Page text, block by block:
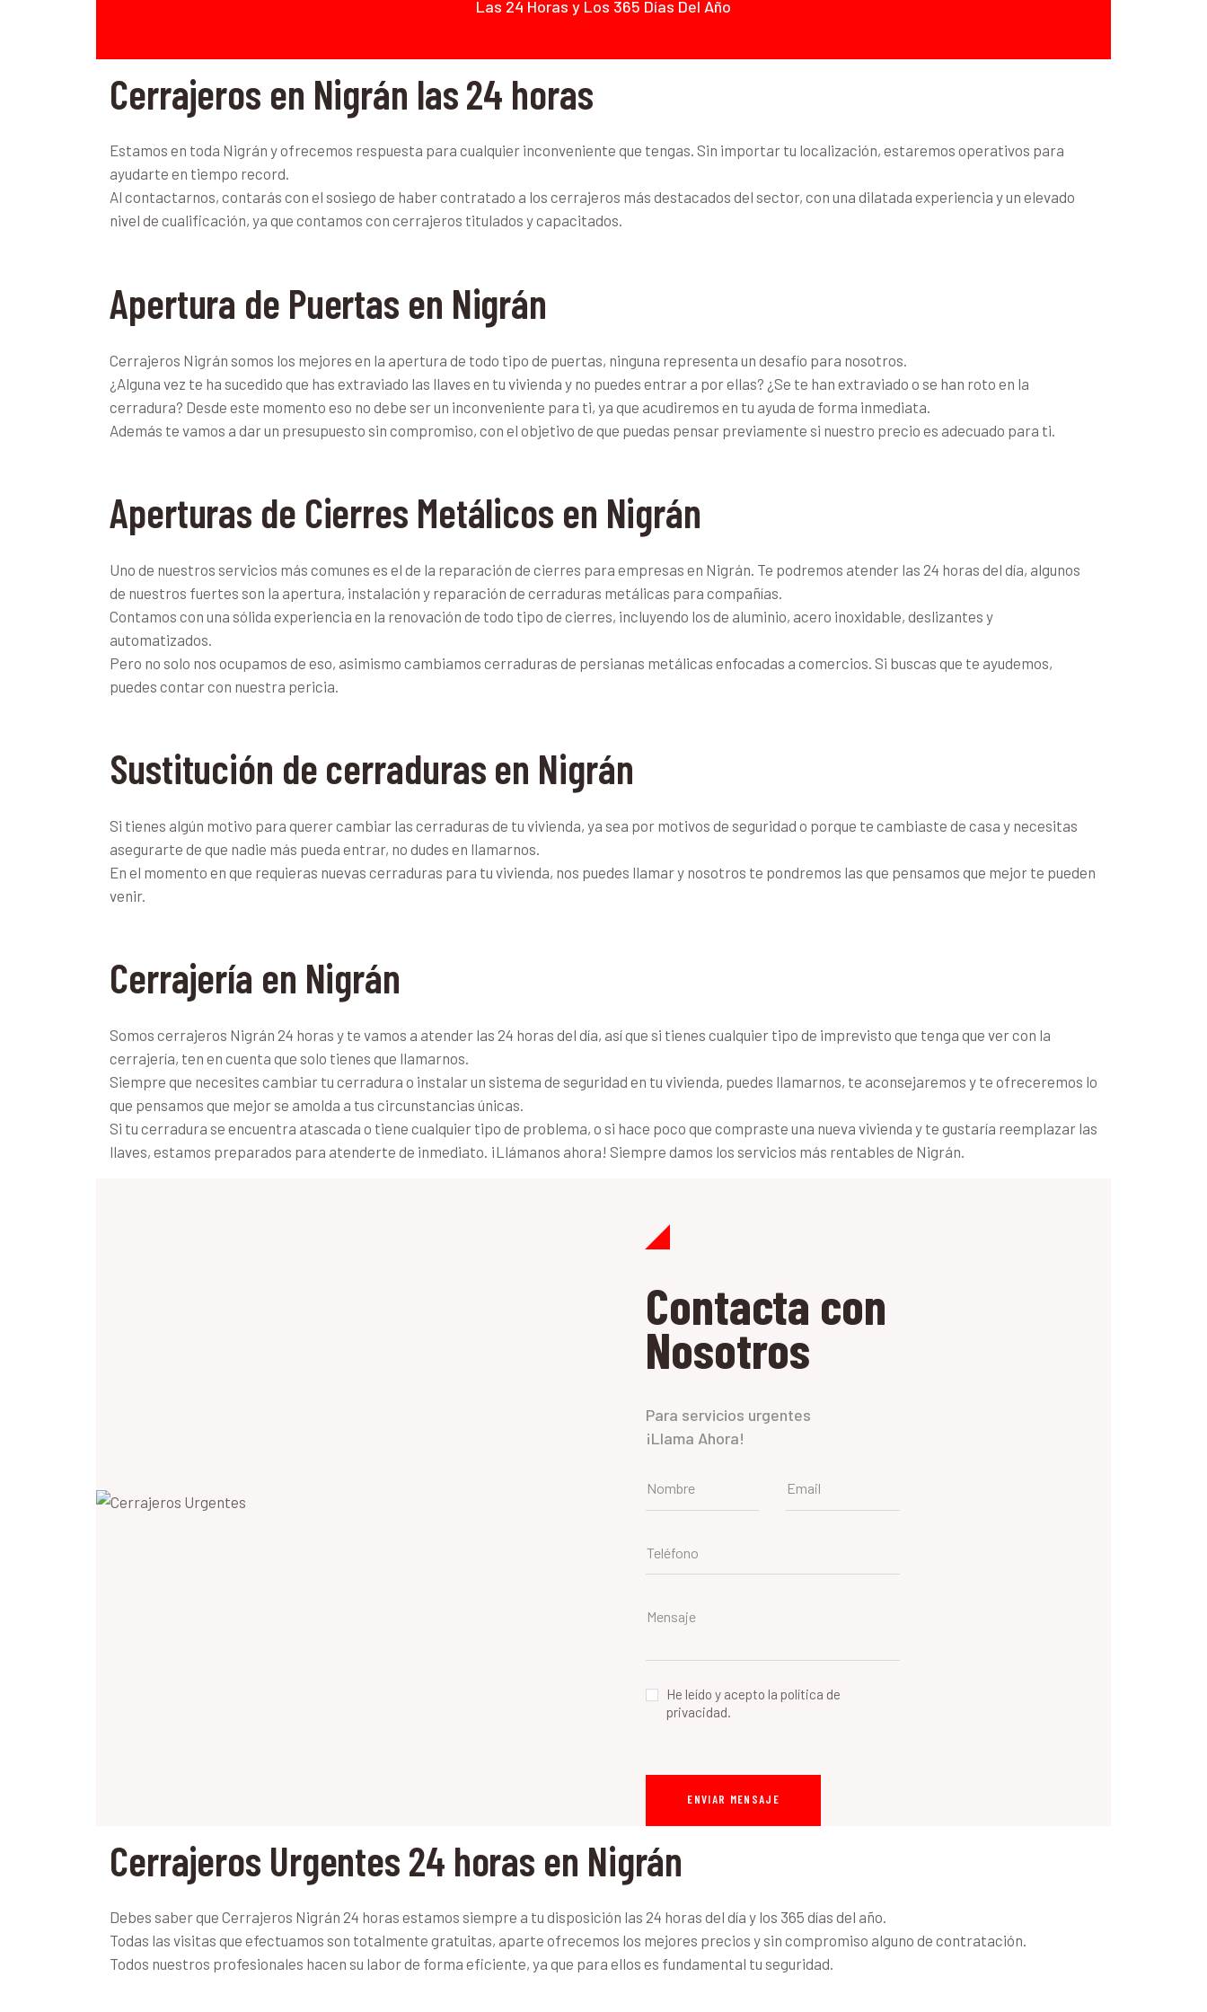
Las 24 Horas y Los 365 Días Del Año
Cerrajeros en Nigrán las 24 horas
Estamos en toda Nigrán y ofrecemos respuesta para cualquier inconveniente que tengas. Sin importar tu localización, estaremos operativos para
ayudarte en tiempo record.
Al contactarnos, contarás con el sosiego de haber contratado a los cerrajeros más destacados del sector, con una dilatada experiencia y un elevado
nivel de cualificación, ya que contamos con cerrajeros titulados y capacitados.
Apertura de Puertas en Nigrán
Cerrajeros Nigrán somos los mejores en la apertura de todo tipo de puertas, ninguna representa un desafío para nosotros.
¿Alguna vez te ha sucedido que has extraviado las llaves en tu vivienda y no puedes entrar a por ellas? ¿Se te han extraviado o se han roto en la
cerradura? Desde este momento eso no debe ser un inconveniente para ti, ya que acudiremos en tu ayuda de forma inmediata.
Además te vamos a dar un presupuesto sin compromiso, con el objetivo de que puedas pensar previamente si nuestro precio es adecuado para ti.
Aperturas de Cierres Metálicos en Nigrán
Uno de nuestros servicios más comunes es el de la reparación de cierres para empresas en Nigrán. Te podremos atender las 24 horas del día, algunos
de nuestros fuertes son la apertura, instalación y reparación de cerraduras metálicas para compañías.
Contamos con una sólida experiencia en la renovación de todo tipo de cierres, incluyendo los de aluminio, acero inoxidable, deslizantes y
automatizados.
Pero no solo nos ocupamos de eso, asimismo cambiamos cerraduras de persianas metálicas enfocadas a comercios. Si buscas que te ayudemos,
puedes contar con nuestra pericia.
Sustitución de cerraduras en Nigrán
Si tienes algún motivo para querer cambiar las cerraduras de tu vivienda, ya sea por motivos de seguridad o porque te cambiaste de casa y necesitas
asegurarte de que nadie más pueda entrar, no dudes en llamarnos.
En el momento en que requieras nuevas cerraduras para tu vivienda, nos puedes llamar y nosotros te pondremos las que pensamos que mejor te pueden
venir.
Cerrajería en Nigrán
Somos cerrajeros Nigrán 24 horas y te vamos a atender las 24 horas del día, así que si tienes cualquier tipo de imprevisto que tenga que ver con la
cerrajería, ten en cuenta que solo tienes que llamarnos.
Siempre que necesites cambiar tu cerradura o instalar un sistema de seguridad en tu vivienda, puedes llamarnos, te aconsejaremos y te ofreceremos lo
que pensamos que mejor se amolda a tus circunstancias únicas.
Si tu cerradura se encuentra atascada o tiene cualquier tipo de problema, o si hace poco que compraste una nueva vivienda y te gustaría reemplazar las
llaves, estamos preparados para atenderte de inmediato. ¡Llámanos ahora! Siempre damos los servicios más rentables de Nigrán.
Contacta con
Nosotros
Para servicios urgentes
¡Llama Ahora!
He leído y acepto la política de
privacidad.
Cerrajeros Urgentes 24 horas en Nigrán
Debes saber que Cerrajeros Nigrán 24 horas estamos siempre a tu disposición las 24 horas del día y los 365 días del año.
Todas las visitas que efectuamos son totalmente gratuitas, aparte ofrecemos los mejores precios y sin compromiso alguno de contratación.
Todos nuestros profesionales hacen su labor de forma eficiente, ya que para ellos es fundamental tu seguridad.